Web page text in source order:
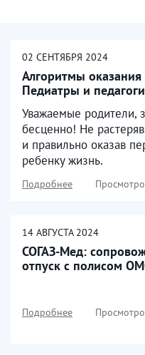
02 СЕНТЯБРЯ 2024
Алгоритмы
Педиатры и
Уважаемые родители,
бесценно! Не
и правильно оказав
ребенку жизнь.
Подробнее
14 АВГУСТА 2024
СОГАЗ-Мед:
отпуск с полисом
Подробнее